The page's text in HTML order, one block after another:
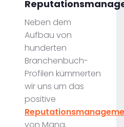
Neben dem
Aufbau von
hunderten
Branchenbuch-
Profilen kümmerten
wir uns um das
positive
von Mana.